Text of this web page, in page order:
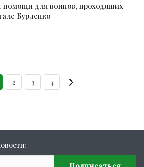
помощи для воинов, проходящих
Бурденко
2 3 4